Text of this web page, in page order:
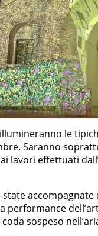
illumineranno le
Saranno
lavori effettuati
accompagnate
performance
sospeso